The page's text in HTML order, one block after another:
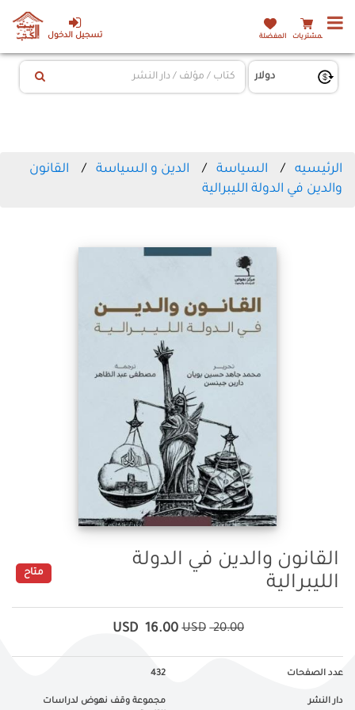
تسجيل الدخول المشتريات المفضلة
الرئيسيه السياسة الدين و السياسة
القانون
والدين في الدولة الليبرالية
القانون والدين في الدولة
الليبرالية
متاح
20.00
USD
16.00
USD
عدد الصفحات 432
دار النشر
مجموعة وقف نهوض لدراسات